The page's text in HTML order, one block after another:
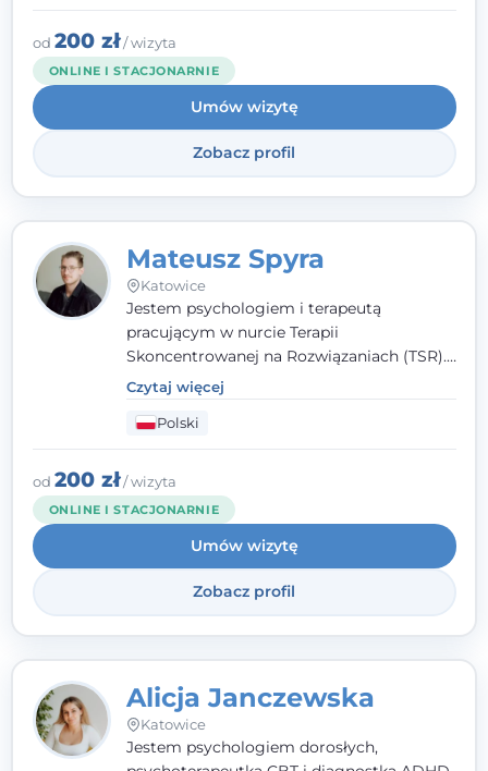
przestrzenią, w której można dotrzeć do
źródła trudności i spojrzeć na nie inaczej
niż dotąd.
od 200 zł/ wizyta
ONLINE I STACJONARNIE
Umów wizytę
Zobacz profil
Mateusz Spyra
Katowice
Jestem psychologiem i terapeutą
pracującym w nurcie Terapii
Skoncentrowanej na Rozwiązaniach (TSR).
Towarzyszę młodzieży i dorosłym z
empatią, zrozumieniem i bez oceniania.
Daję przestrzeń do bycia sobą, bo wiem, że
w każdym człowieku jest coś wyjątkowego.
Czytaj więcej
Polski
od 200 zł/ wizyta
ONLINE I STACJONARNIE
Umów wizytę
Zobacz profil
Alicja Janczewska
Katowice
Jestem psychologiem dorosłych,